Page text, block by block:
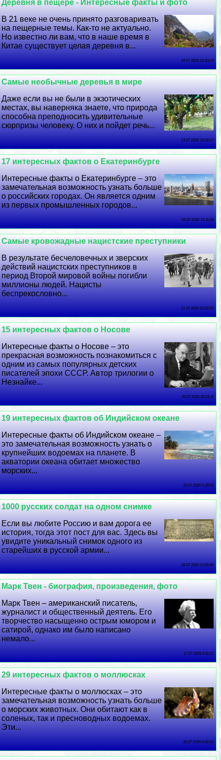
Деревня в пещере - Интересные факты и фото
В 21 веке не очень принято разговаривать
на пещерные темы. Как-то не актуально.
Но известно ли вам, что в наше время в
Китае существует целая деревня в...
24 07 2026 12:43:16
Самые необычные деревья в мире
Даже если вы не были в экзотических
местах, вы наверняка знаете, что природа
способна преподносить удивительные
сюрпризы человеку. О них и пойдет речь...
23 07 2026 18:26:17
17 интересных фактов о Екатеринбурге
Интересные факты о Екатеринбурге – это
замечательная возможность узнать больше
о российских городах. Он является одним
из первых промышленных городов...
22 07 2026 15:11:54
Самые кровожадные нацистские преступники
В результате бесчеловечных и зверских
действий нацистских преступников в
период Второй мировой войны погибли
миллионы людей. Нацисты
беспрекословно...
21 07 2026 20:20:52
15 интересных фактов о Носове
Интересные факты о Носове – это
прекрасная возможность познакомиться с
одним из самых популярных детских
писателей эпохи СССР. Автор трилогии о
Незнайке...
20 07 2026 20:23:11
19 интересных фактов об Индийском океане
Интересные факты об Индийском океане –
это замечательная возможность узнать о
крупнейших водоемах на планете. В
акватории океана обитает множество
морских...
19 07 2026 5:39:53
1000 русских солдат на одном снимке
Если вы любите Россию и вам дорога ее
история, тогда этот пост для вас. Здесь вы
увидите уникальный снимок одного из
старейших в русской армии...
18 07 2026 10:56:40
Марк Твен - биография, произведения, фото
Марк Твен – американский писатель,
журналист и общественный деятель. Его
творчество насыщенно острым юмором и
сатирой, однако им было написано
немало...
17 07 2026 0:11:21
29 интересных фактов о моллюсках
Интересные факты о моллюсках – это
замечательная возможность узнать больше
о морских животных. Они обитают как в
соленых, так и пресноводных водоемах.
Эти...
16 07 2026 6:42:23